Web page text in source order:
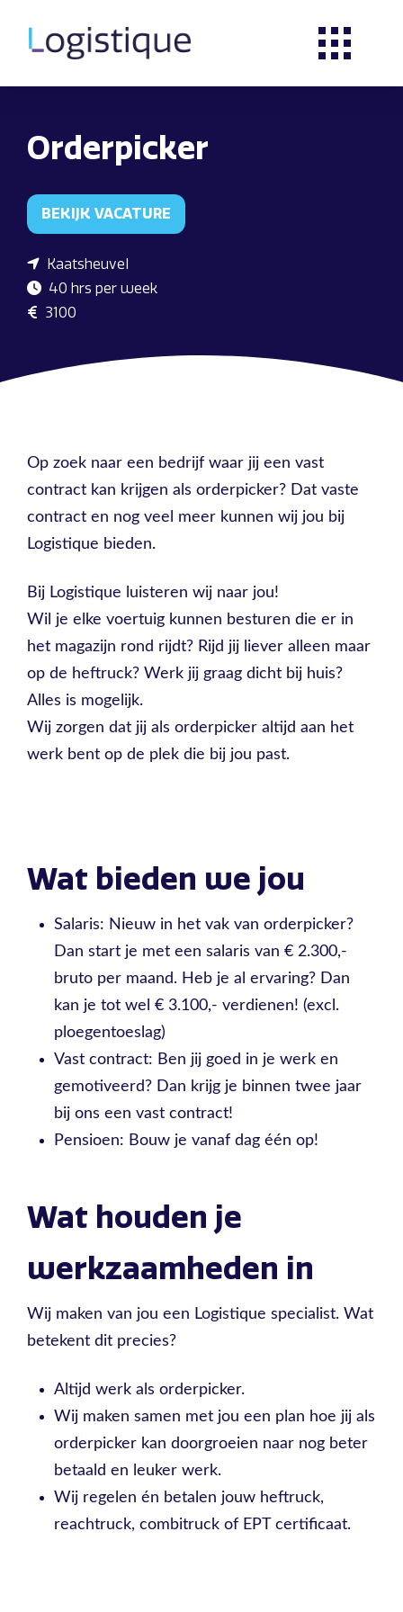
Orderpicker
BEKIJK VACATURE
Kaatsheuvel
40 hrs per week
3100
Op zoek naar een bedrijf waar jij een vast
contract kan krijgen als orderpicker? Dat vaste
contract en nog veel meer kunnen wij jou bij
Logistique bieden.
Bij Logistique luisteren wij naar jou!
Wil je elke voertuig kunnen besturen die er in
het magazijn rond rijdt? Rijd jij liever alleen maar
op de heftruck? Werk jij graag dicht bij huis?
Alles is mogelijk.
Wij zorgen dat jij als orderpicker altijd aan het
werk bent op de plek die bij jou past.
Wat bieden we jou
Salaris: Nieuw in het vak van orderpicker?
Dan start je met een salaris van € 2.300,-
bruto per maand. Heb je al ervaring? Dan
kan je tot wel € 3.100,- verdienen! (excl.
ploegentoeslag)
Vast contract: Ben jij goed in je werk en
gemotiveerd? Dan krijg je binnen twee jaar
bij ons een vast contract!
Pensioen: Bouw je vanaf dag één op!
Wat houden je
werkzaamheden in
Wij maken van jou een Logistique specialist. Wat
betekent dit precies?
Altijd werk als orderpicker.
Wij maken samen met jou een plan hoe jij als
orderpicker kan doorgroeien naar nog beter
betaald en leuker werk.
Wij regelen én betalen jouw heftruck,
reachtruck, combitruck of EPT certificaat.